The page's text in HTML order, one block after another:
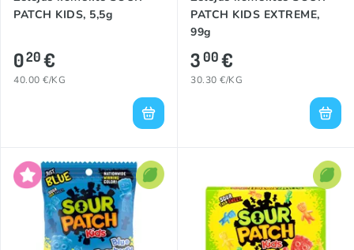
PATCH KIDS, 5,5g
020€
40.00 €/KG
PATCH KIDS EXTREME,
99g
300€
30.30 €/KG